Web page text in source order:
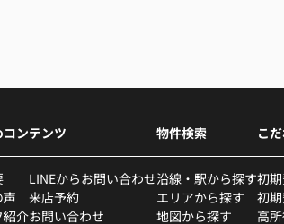
ンテンツ
声
紹介
LINEからお問い合わせ
来店予約
お問い合わせ
物件検索
沿線・駅から探す
エリアから探す
地図から探す
こ
初
初
高